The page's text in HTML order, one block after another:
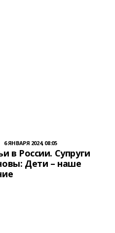
6 ЯНВАРЯ 2024, 08:05
в России. Супруги
Дети – наше